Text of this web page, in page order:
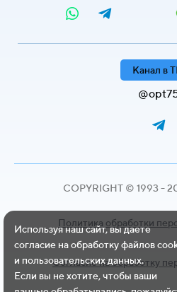
Канал в
COPYRIGHT © 1993 -
Политика обработки
Согласие на обработку
Используя наш сайт, вы даете
согласие на обработку файлов
и пользовательских данных.
Если вы не хотите, чтобы ваши